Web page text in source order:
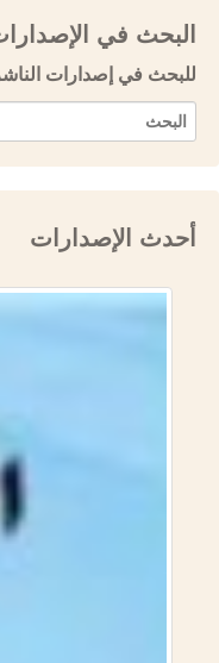
البحث في
للبحث في إصدارات
أحدث الإصدارات